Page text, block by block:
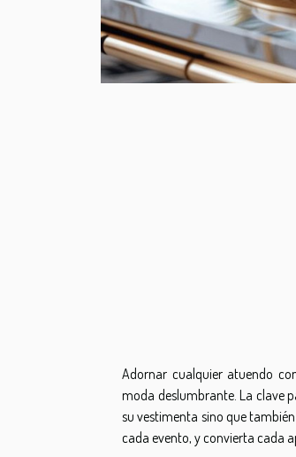
Adornar cualquier atuendo
moda deslumbrante. La clave
su vestimenta sino que
cada evento, y convierta cada